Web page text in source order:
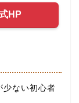
HP
少ない初心者